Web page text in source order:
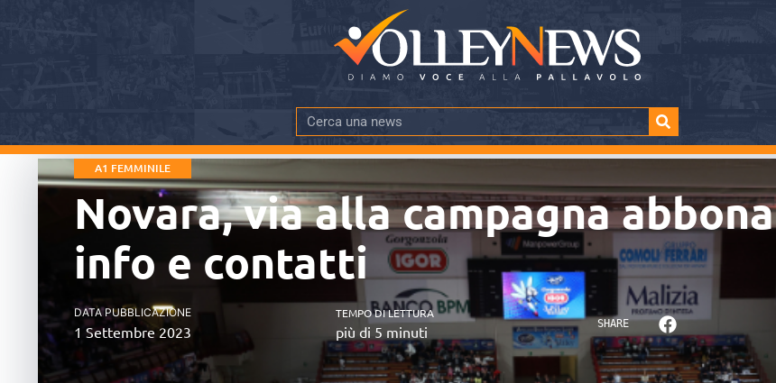
A1 FEMMINILE
Novara, via alla campagna
info e contatti
DATA PUBBLICAZIONE
1 Settembre 2023
TEMPO DI LETTURA
più di 5 minuti SHARE